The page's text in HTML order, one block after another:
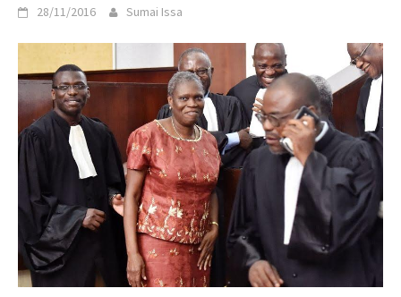
28/11/2016 Sumai Issa